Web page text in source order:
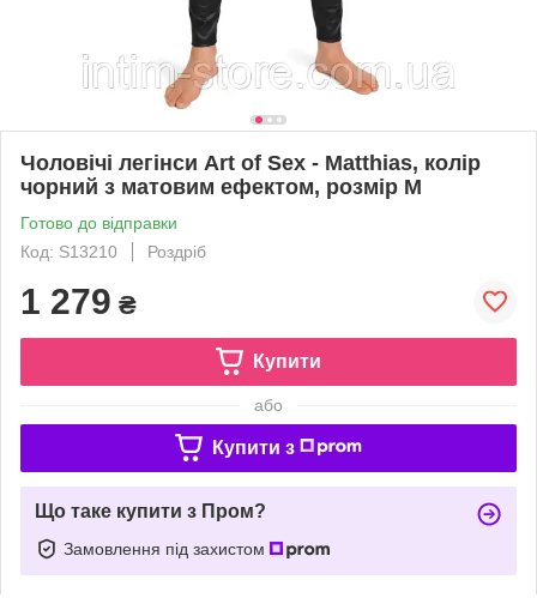
Чоловічі легінси Art of Sex - Matthias, колір
чорний з матовим ефектом, розмір М
Готово до відправки
Код: S13210
Роздріб
1 279 ₴
Купити
або
Купити з
Що таке купити з Пром?
Замовлення під захистом